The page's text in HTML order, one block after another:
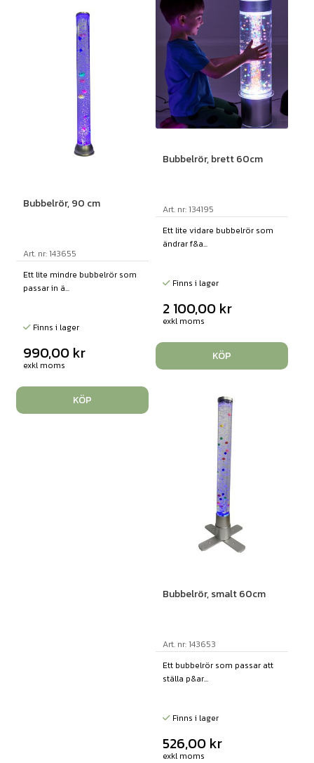
Bubbelrör, 90 cm
Art. nr: 143655
Ett lite mindre bubbelrör som
passar in ä...
Finns i lager
990,00 kr
exkl moms
KÖP
Bubbelrör, brett 60cm
Art. nr: 134195
Ett lite vidare bubbelrör som
ändrar f&a...
Finns i lager
2 100,00 kr
exkl moms
KÖP
Bubbelrör, smalt 60cm
Art. nr: 143653
Ett bubbelrör som passar att
ställa p&ar...
Finns i lager
526,00 kr
exkl moms